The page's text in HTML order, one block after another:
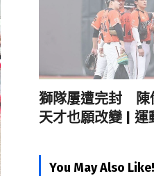
獅隊屢遭完封 陳
天才也願改變 | 運
You May Also Like!